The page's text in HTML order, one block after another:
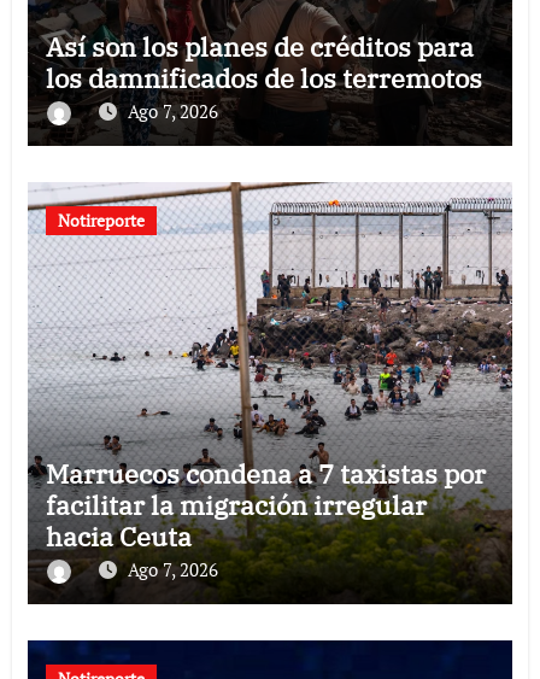
Así son los planes de créditos para
los damnificados de los terremotos
Ago 7, 2026
Notireporte
Marruecos condena a 7 taxistas por
facilitar la migración irregular
hacia Ceuta
Ago 7, 2026